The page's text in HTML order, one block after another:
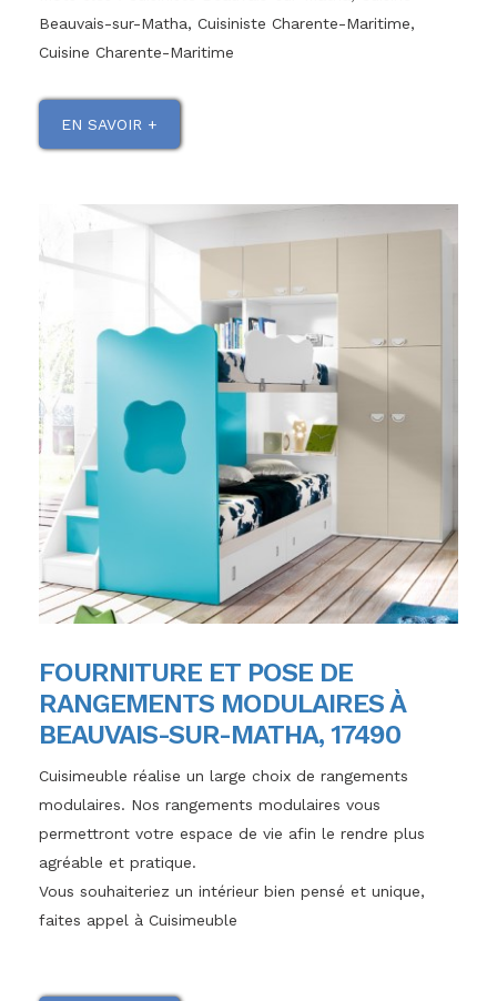
Beauvais-sur-Matha, Cuisiniste Charente-Maritime,
Cuisine Charente-Maritime
EN SAVOIR +
FOURNITURE ET POSE DE
RANGEMENTS MODULAIRES À
BEAUVAIS-SUR-MATHA, 17490
Cuisimeuble réalise un large choix de rangements
modulaires. Nos rangements modulaires vous
permettront votre espace de vie afin le rendre plus
agréable et pratique.
Vous souhaiteriez un intérieur bien pensé et unique,
faites appel à Cuisimeuble